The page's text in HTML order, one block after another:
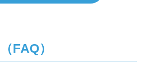
FAQ）